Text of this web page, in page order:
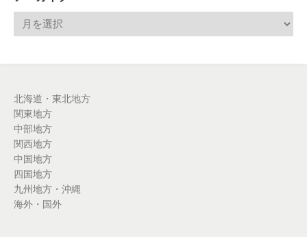
北海道・東北地方
関東地方
中部地方
関西地方
中国地方
四国地方
九州地方・沖縄
海外・国外